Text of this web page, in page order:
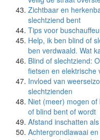
Zichtbaar en
slechtziend bent
Tips voor
Help, ik ben blind of
ben verdwaald. Wat
Blind of slechtziend:
fietsen en elektrische
Invloed van
slechtzienden
Niet (meer) mogen
of blind bent of wordt
Afstand inschatten
Achtergrondlawaai